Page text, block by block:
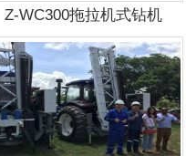
Z-WC300拖拉机式钻机